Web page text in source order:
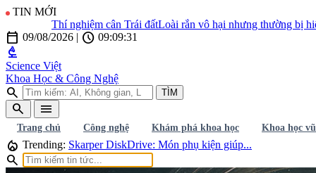
TIN MỚI
Thí nghiệm cân Trái đấtLoài rắn vô hại nhưng thường bị hiểu
calendar_today 09/08/2026 | schedule 09:09:33
biotech
Science Việt
Khoa Học & Công Nghệ
search TÌM
search menu
Trang chủ Công nghệ Khám phá khoa học Khoa học
local_fire_department Trending: Skarper DiskDrive: Món phụ kiện giúp...
search